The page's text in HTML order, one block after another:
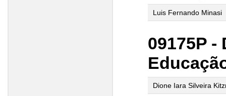
Luis Fernando Minasi
09175P -
Dione Iara Silveira